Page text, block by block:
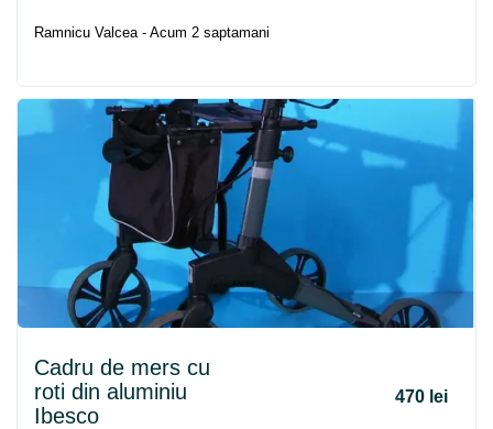
Ramnicu Valcea - Acum 2 saptamani
Cadru de mers cu
roti din aluminiu
Ibesco
470 lei